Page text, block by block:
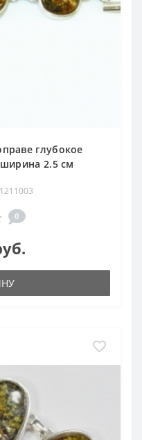
глубокое
2.5 см
0